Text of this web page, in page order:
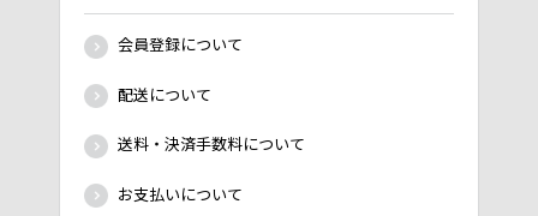
会員登録について
配送について
送料・決済手数料について
お支払いについて